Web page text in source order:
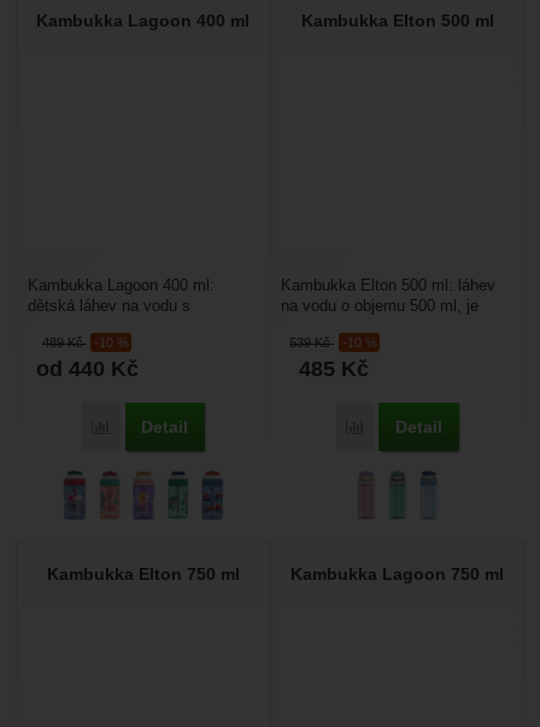
Nebyla přidána žádná recenze.
Kambukka Lagoon 400 ml
489Kč -10 %
od 440 Kč
Porovnat
Detail
Kambukka Lagoon 400 ml:
dětská láhev na vodu s
těsnícím víčkem které kryje...
Kambukka Elton 500 ml
539Kč -10 %
485 Kč
Porovnat
Detail
Kambukka Elton 500 ml: láhev
na vodu o objemu 500 ml, je
moderního tritanu, plastového...
Kambukka Elton 750 ml Kambukka Lagoon 750 ml